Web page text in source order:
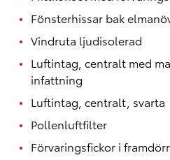
Fönsterhissar bak
Vindruta ljudisolerad
Luftintag, centralt med
infattning
Luftintag, centralt, svarta
Pollenluftfilter
Förvaringsfickor i